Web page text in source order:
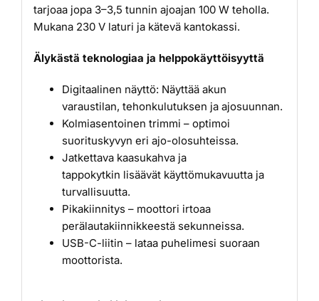
tarjoaa jopa 3–3,5 tunnin ajoajan 100 W teholla.
Mukana 230 V laturi ja kätevä kantokassi.
Älykästä teknologiaa ja helppokäyttöisyyttä
Digitaalinen näyttö: Näyttää akun
varaustilan, tehonkulutuksen ja ajosuunnan.
Kolmiasentoinen trimmi – optimoi
suorituskyvyn eri ajo-olosuhteissa.
Jatkettava kaasukahva ja
tappokytkin lisäävät käyttömukavuutta ja
turvallisuutta.
Pikakiinnitys – moottori irtoaa
perälautakiinnikkeestä sekunneissa.
USB-C-liitin – lataa puhelimesi suoraan
moottorista.